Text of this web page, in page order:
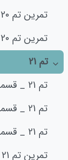
تمرین تم 20 _ 1
تمرین تم 20 _2
جمع‌کردن
تم 21
تم 21 _ قسمت 5 _ ساعت
تمرین تم 21